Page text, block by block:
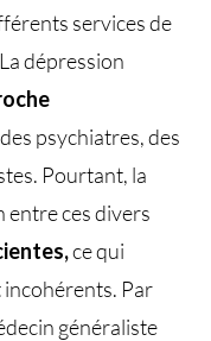
services de
dépression
psychiatres, des
Pourtant, la
ces divers
ce qui
Par
généraliste